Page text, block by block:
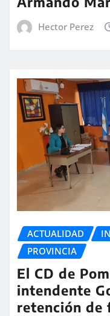
Hector Perez
ACTUALIDAD
PROVINCIA
El CD de
intendente
retención de